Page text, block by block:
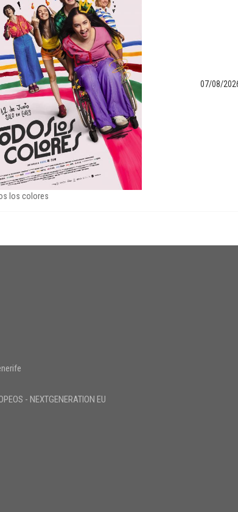
los colores
07/08/
- NEXTGENERATION EU